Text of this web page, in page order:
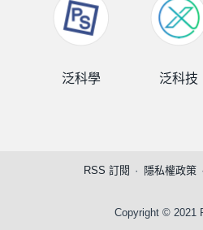
泛科學 泛科技
RSS 訂閱 隱私權政策
Copyright © 2021